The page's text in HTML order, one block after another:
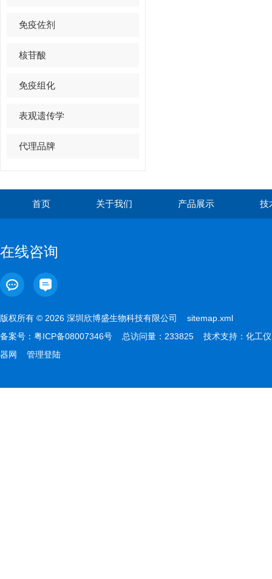
免疫佐剂
核苷酸
免疫组化
表观遗传学
代理品牌
首页 关于我们 产品展示 技
在线咨询
版权所有 © 2026 深圳欣博盛生物科技有限公司 sitemap.xml
备案号： 粤ICP备08007346号 总访问量：233825 技术支持： 化工仪
器网
管理登陆